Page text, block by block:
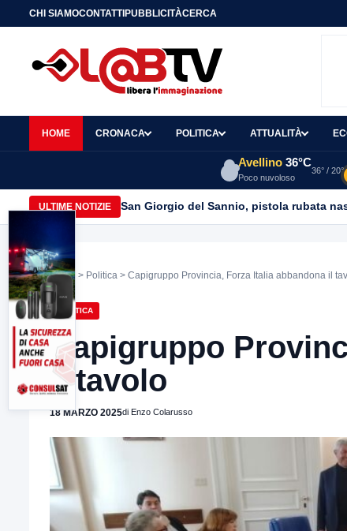
CHI SIAMOCONTATTIPUBBLICITÀCERCA
HOME CRONACA POLITICA ATTUALITÀ
Avellino 36°C
Poco nuvoloso
36° / 20°
ULTIME NOTIZIE San Giorgio del Sannio, pistola rubata
Home > Politica > Capigruppo Provincia, Forza Italia abbandona il
POLITICA
Capigruppo
il tavolo
18 MARZO 2025di Enzo Colarusso